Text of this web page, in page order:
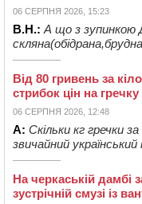
06 СЕРПНЯ 2026, 15:23
В.Н.: А що з зупинкою
Від 80 гривень за
стрибок цін на гречку
06 СЕРПНЯ 2026, 12:48
А: Скільки кг гречки
звичайний
На черкаській дамбі
зустрічній смузі із